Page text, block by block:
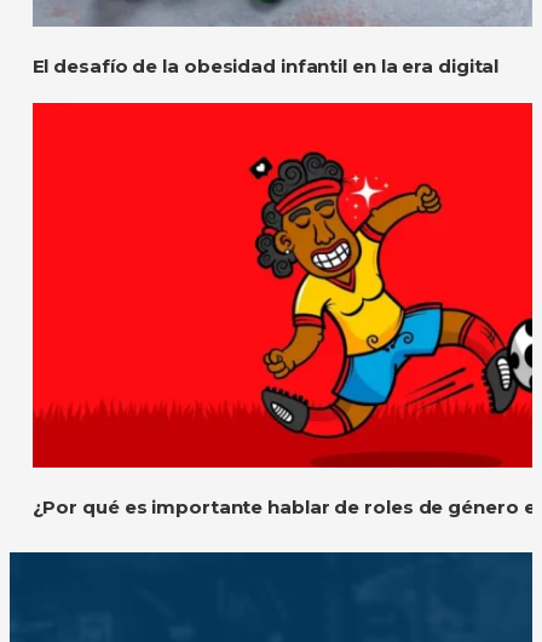
El desafío de la obesidad infantil en la era digital
¿Por qué es importante hablar de roles de género